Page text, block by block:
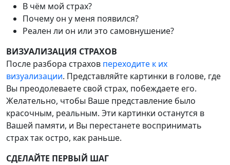
В чём мой страх?
Почему он у меня появился?
Реален ли он или это самовнушение?
ВИЗУАЛИЗАЦИЯ СТРАХОВ
После разбора страхов переходите к их
визуализации. Представляйте картинки в голове, где
Вы преодолеваете свой страх, побеждаете его.
Желательно, чтобы Ваше представление было
красочным, реальным. Эти картинки останутся в
Вашей памяти, и Вы перестанете воспринимать
страх так остро, как раньше.
СДЕЛАЙТЕ ПЕРВЫЙ ШАГ